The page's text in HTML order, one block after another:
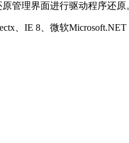
管理界面进行驱动程序还原
IE 8、微软Microsoft.NET